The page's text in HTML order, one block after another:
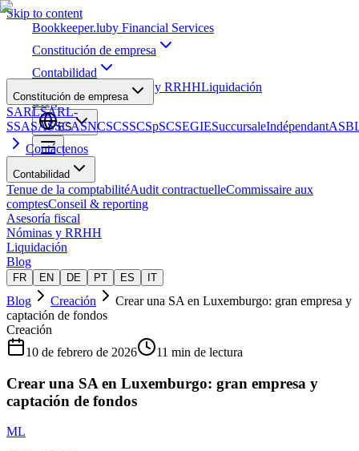
Skip to content
Bookkeeper.luby Financial Services
Constitución de empresa
Contabilidad
Nóminas y RRHHLiquidación
Blog
ES
Constitución de empresa
SARLSARL-
SSASASSCASNCSCSSCSpSCSEGIESuccursaleIndépendant
Contáctenos
Contabilidad
Tenue de la comptabilitéAudit contractuelleCommissaire aux
comptesConseil & reporting
Asesoría fiscal
Nóminas y RRHH
Liquidación
Blog
FR EN DE PT ES IT
Blog Creación
Crear una SA en Luxemburgo: gran empresa y
captación de fondos
Creación
10 de febrero de 2026
11 min de lectura
Crear una SA en Luxemburgo: gran empresa y
captación de fondos
ML